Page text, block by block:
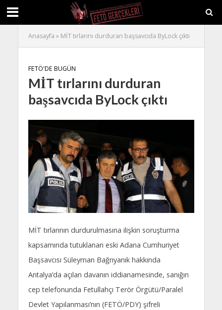
Anasayfa » MİT tırlarını durduran başsavcıda ByLock çıktı
FETÖ'DE BUGÜN
MİT tırlarını durduran
başsavcıda ByLock çıktı
MİT tırlarının durdurulmasına ilişkin soruşturma
kapsamında tutuklanan eski Adana Cumhuriyet
Başsavcısı Süleyman Bağrıyanık hakkında
Antalya’da açılan davanın iddianamesinde, sanığın
cep telefonunda Fetullahçı Terör Örgütü/Paralel
Devlet Yapılanması’nın (FETÖ/PDY) şifreli